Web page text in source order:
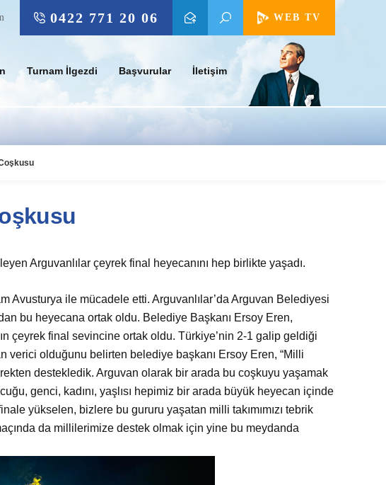
WEB TV
0422 771 20 06
Turnam İlgezdi Başvurular İletişim
Arguvanlılar çeyrek final heyecanını hep birlikte yaşadı.
Avusturya ile mücadele etti. Arguvanlılar’da Arguvan Belediyesi
bu heyecana ortak oldu. Belediye Başkanı Ersoy Eren,
çeyrek final sevincine ortak oldu. Türkiye’nin 2-1 galip geldiği
verici olduğunu belirten belediye başkanı Ersoy Eren, “Milli
destekledik. Arguvan olarak bir arada bu coşkuyu yaşamak
genci, kadını, yaşlısı hepimiz bir arada büyük heyecan içinde
yükselen, bizlere bu gururu yaşatan milli takımımızı tebrik
da millilerimize destek olmak için yine bu meydanda